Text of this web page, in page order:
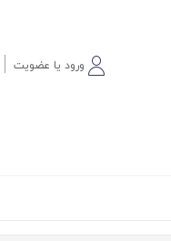
ورود یا عضویت